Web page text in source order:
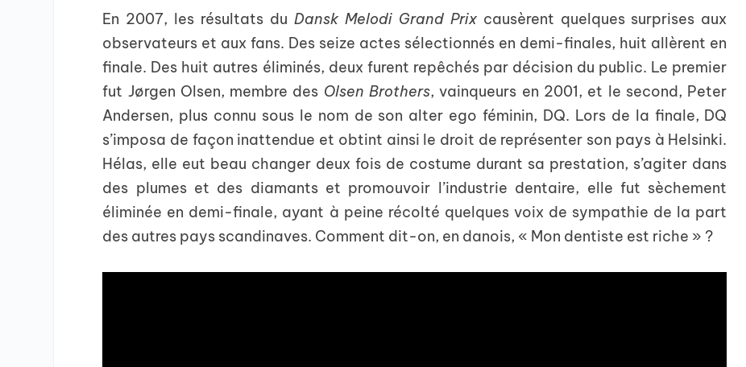
En 2007, les résultats du Dansk Melodi Grand Prixcausèrent quelques surprises aux
observateurs et aux fans. Des seize actes sélectionnés en demi-finales, huit allèrent en
finale. Des huit autres éliminés, deux furent repêchés par décision du public. Le premier
fut Jørgen Olsen, membre des Olsen Brothers, vainqueurs en 2001, et le second, Peter
Andersen, plus connu sous le nom de son alter ego féminin, DQ. Lors de la finale, DQ
s’imposa de façon inattendue et obtint ainsi le droit de représenter son pays à Helsinki.
Hélas, elle eut beau changer deux fois de costume durant sa prestation, s’agiter dans
des plumes et des diamants et promouvoir l’industrie dentaire, elle fut sèchement
éliminée en demi-finale, ayant à peine récolté quelques voix de sympathie de la part
des autres pays scandinaves. Comment dit-on, en danois, « Mon dentiste est riche » ?